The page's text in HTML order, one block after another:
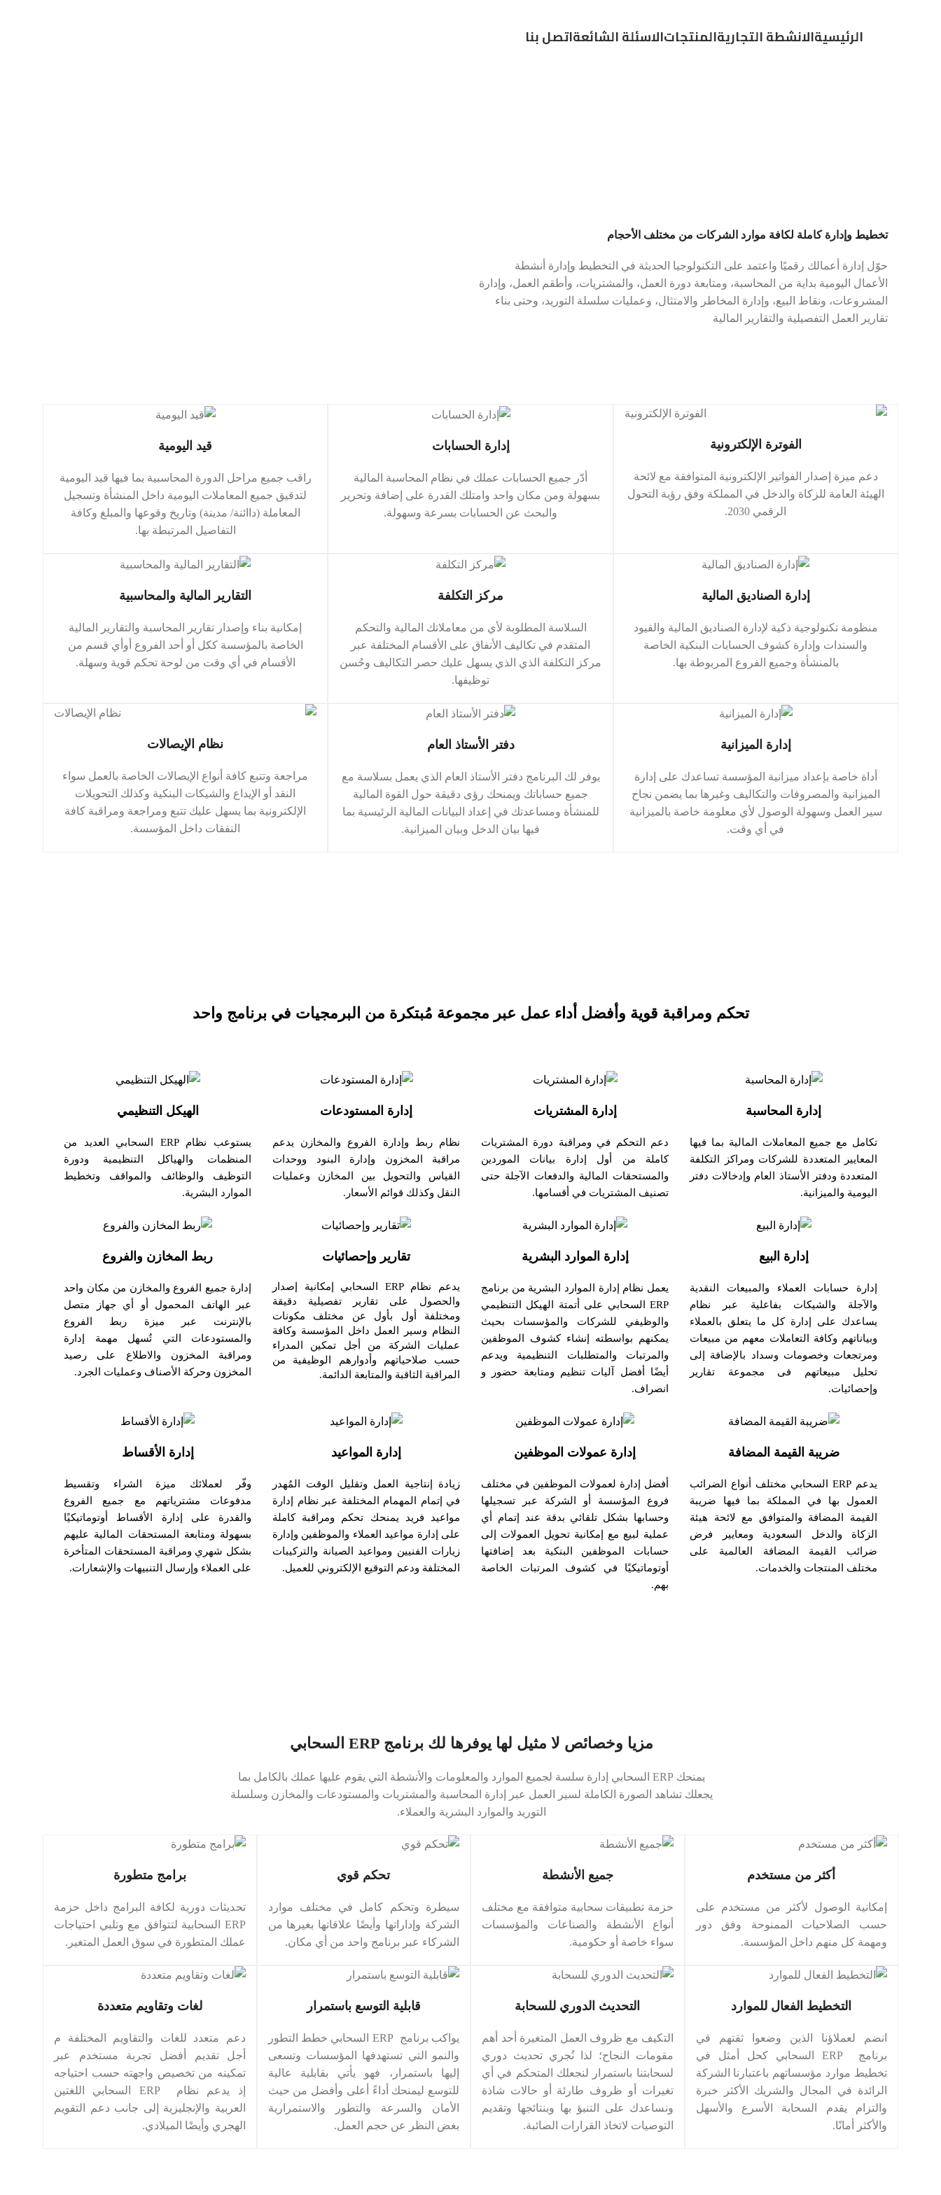
الرئيسيةالانشطة التجاريةالمنتجاتالاسئلة الشائعةاتصل بنا
تخطيط وإدارة كاملة لكافة موارد الشركات من مختلف الأحجام
حوّل إدارة أعمالك رقميًا واعتمد على التكنولوجيا الحديثة في التخطيط وإدارة أنشطة
الأعمال اليومية بداية من المحاسبة، ومتابعة دورة العمل، والمشتريات، وأطقم العمل، وإدارة
المشروعات، ونقاط البيع، وإدارة المخاطر والامتثال، وعمليات سلسلة التوريد، وحتى بناء
تقارير العمل التفصيلية والتقارير المالية
الفوترة الإلكترونية
دعم ميزة إصدار الفواتير الإلكترونية المتوافقة مع لائحة
الهيئة العامة للزكاة والدخل في المملكة وفق رؤية التحول
الرقمي 2030.
إدارة الحسابات
أدّر جميع الحسابات عملك في نظام المحاسبة المالية
بسهولة ومن مكان واحد وامتلك القدرة على إضافة وتحرير
والبحث عن الحسابات بسرعة وسهولة.
قيد اليومية
راقب جميع مراحل الدورة المحاسبية بما فيها قيد اليومية
لتدقيق جميع المعاملات اليومية داخل المنشأة وتسجيل
المعاملة (داائنة/ مدينة) وتاريخ وقوعها والمبلغ وكافة
التفاصيل المرتبطة بها.
إدارة الصناديق المالية
منظومة تكنولوجية ذكية لإدارة الصناديق المالية والقيود
والسندات وإدارة كشوف الحسابات البنكية الخاصة
بالمنشأة وجميع الفروع المربوطة بها.
مركز التكلفة
السلاسة المطلوبة لأي من معاملاتك المالية والتحكم
المتقدم في تكاليف الأنفاق على الأقسام المختلفة عبر
مركز التكلفة الذي الذي يسهل عليك حصر التكاليف وحُسن
توظيفها.
التقارير المالية والمحاسبية
إمكانية بناء وإصدار تقارير المحاسبة والتقارير المالية
الخاصة بالمؤسسة ككل أو أحد الفروع أوأي قسم من
الأقسام في أي وقت من لوحة تحكم قوية وسهلة.
إدارة الميزانية
أداة خاصة بإعداد ميزانية المؤسسة تساعدك على إدارة
الميزانية والمصروفات والتكاليف وغيرها بما يضمن نجاح
سير العمل وسهولة الوصول لأي معلومة خاصة بالميزانية
في أي وقت.
دفتر الأستاذ العام
يوفر لك البرنامج دفتر الأستاذ العام الذي يعمل بسلاسة مع
جميع حساباتك ويمنحك رؤى دقيقة حول القوة المالية
للمنشأة ومساعدتك في إعداد البيانات المالية الرئيسية بما
فيها بيان الدخل وبيان الميزانية.
نظام الإيصالات
مراجعة وتتبع كافة أنواع الإيصالات الخاصة بالعمل سواء
النقد أو الإيداع والشيكات البنكية وكذلك التحويلات
الإلكترونية بما يسهل عليك تتبع ومراجعة ومراقبة كافة
النفقات داخل المؤسسة.
تحكم ومراقبة قوية وأفضل أداء عمل عبر مجموعة مُبتكرة من البرمجيات في برنامج واحد
إدارة المحاسبة
تكامل مع جميع المعاملات المالية بما فيها
المعايير المتعددة للشركات ومراكز التكلفة
المتعددة ودفتر الأستاذ العام وإدخالات دفتر
اليومية والميزانية.
إدارة المشتريات
دعم التحكم في ومراقبة دورة المشتريات
كاملة من أول إدارة بيانات الموردين
والمستحقات المالية والدفعات الآجلة حتى
تصنيف المشتريات في أقسامها.
إدارة المستودعات
نظام ربط وإدارة الفروع والمخازن يدعم
مراقبة المخزون وإدارة البنود ووحدات
القياس والتحويل بين المخازن وعمليات
النقل وكذلك قوائم الأسعار.
الهيكل التنظيمي
يستوعب نظام ERP السحابي العديد من
المنظمات والهياكل التنظيمية ودورة
التوظيف والوظائف والمواقف وتخطيط
الموارد البشرية.
إدارة البيع
إدارة حسابات العملاء والمبيعات النقدية
والآجلة والشيكات بفاعلية عبر نظام
يساعدك على إدارة كل ما يتعلق بالعملاء
وبياناتهم وكافة التعاملات معهم من مبيعات
ومرتجعات وخصومات وسداد بالإضافة إلى
تحليل مبيعاتهم فى مجموعة تقارير
وإحصائيات.
إدارة الموارد البشرية
يعمل نظام إدارة الموارد البشرية من برنامج
ERP السحابي على أتمتة الهيكل التنظيمي
والوظيفي للشركات والمؤسسات بحيث
يمكنهم بواسطته إنشاء كشوف الموظفين
والمرتبات والمتطلبات التنظيمية ويدعم
أيضًا أفضل آليات تنظيم ومتابعة حضور و
انصراف.
تقارير وإحصائيات
يدعم نظام ERP السحابي إمكانية إصدار
والحصول على تقارير تفصيلية دقيقة
ومختلفة أول بأول عن مختلف مكونات
النظام وسير العمل داخل المؤسسة وكافة
عمليات الشركة من أجل تمكين المدراء
حسب صلاحياتهم وأدوارهم الوظيفية من
المراقبة الثاقبة والمتابعة الدائمة.
ربط المخازن والفروع
إدارة جميع الفروع والمخازن من مكان واحد
عبر الهاتف المحمول أو أي جهاز متصل
بالإنترنت عبر ميزة ربط الفروع
والمستودعات التي تُسهل مهمة إدارة
ومراقبة المخزون والاطلاع على رصيد
المخزون وحركة الأصناف وعمليات الجرد.
ضريبة القيمة المضافة
يدعم ERP السحابي مختلف أنواع الضرائب
العمول بها في المملكة بما فيها ضريبة
القيمة المضافة والمتوافق مع لائحة هيئة
الزكاة والدخل السعودية ومعايير فرض
ضرائب القيمة المضافة العالمية على
مختلف المنتجات والخدمات.
إدارة عمولات الموظفين
أفضل إدارة لعمولات الموظفين في مختلف
فروع المؤسسة أو الشركة عبر تسجيلها
وحسابها بشكل تلقائي بدقة عند إتمام أي
عملية لبيع مع إمكانية تحويل العمولات إلى
حسابات الموظفين البنكية بعد إضافتها
أوتوماتيكيًا في كشوف المرتبات الخاصة
بهم.
إدارة المواعيد
زيادة إنتاجية العمل وتقليل الوقت المُهدر
في إتمام المهمام المختلفة عبر نظام إدارة
مواعيد فريد يمنحك تحكم ومراقبة كاملة
على إدارة مواعيد العملاء والموظفين وإدارة
زيارات الفنيين ومواعيد الصيانة والتركيبات
المختلفة ودعم التوقيع الإلكتروني للعميل.
إدارة الأقساط
وفّر لعملائك ميزة الشراء وتقسيط
مدفوعات مشترياتهم مع جميع الفروع
والقدرة على إدارة الأقساط أوتوماتيكيًا
بسهولة ومتابعة المستحقات المالية عليهم
بشكل شهري ومراقبة المستحقات المتأخرة
على العملاء وإرسال التنبيهات والإشعارات.
مزيا وخصائص لا مثيل لها يوفرها لك برنامج ERP السحابي
يمنحك ERP السحابي إدارة سلسة لجميع الموارد والمعلومات والأنشطة التي يقوم عليها عملك بالكامل بما
يجعلك تشاهد الصورة الكاملة لسير العمل عبر إدارة المحاسبة والمشتريات والمستودعات والمخازن وسلسلة
التوريد والموارد البشرية و العملاء.
أكثر من مستخدم
إمكانية الوصول لأكثر من مستخدم على
حسب الصلاحيات الممنوحة وفق دور
ومهمة كل منهم داخل المؤسسة.
جميع الأنشطة
حزمة تطبيقات سحابية متوافقة مع مختلف
أنواع الأنشطة والصناعات والمؤسسات
سواء خاصة أو حكومية.
تحكم قوي
سيطرة وتحكم كامل في مختلف موارد
الشركة وإداراتها وأيضًا علاقاتها بغيرها من
الشركاء عبر برنامج واحد من أي مكان.
برامج متطورة
تحديثات دورية لكافة البرامج داخل حزمة
ERP السحابية لتتوافق مع وتلبي احتياجات
عملك المتطورة في سوق العمل المتغير.
التخطيط الفعال للموارد
انضم لعملاؤنا الذين وضعوا ثقتهم في
برنامج ERP السحابي كحل أمثل في
تخطيط موارد مؤسساتهم باعتبارنا الشركة
الرائدة في المجال والشريك الأكثر خبرة
والتزام يقدم السحابة الأسرع والأسهل
والأكثر أمانًا.
التحديث الدوري للسحابة
التكيف مع ظروف العمل المتغيرة أحد أهم
مقومات النجاح؛ لذا نُجري تحديث دوري
لسحابتنا باستمرار لنجعلك المتحكم في أي
تغيرات أو ظروف طارئة أو حالات شاذة
ونساعدك على التنبؤ بها وبنتائجها وتقديم
التوصيات لاتخاذ القرارات الصائبة.
قابلية التوسع باستمرار
يواكب برنامج ERP السحابي خطط التطور
والنمو التي تستهدفها المؤسسات وتسعى
إليها باستمرار، فهو يأتي بقابلية عالية
للتوسع ليمنحك أداءً أعلى وأفضل من حيث
الأمان والسرعة والتطور والاستمرارية
بغض النظر عن حجم العمل.
لغات وتقاويم متعددة
دعم متعدد للغات والتقاويم المختلفة م
أجل تقديم أفضل تجربة مستخدم عبر
تمكينه من تخصيص واجهته حسب احتياجه
إذ يدعم نظام ERP السحابي اللغتين
العربية والإنجليزية إلى جانب دعم التقويم
الهجري وأيضًا الميلادي.